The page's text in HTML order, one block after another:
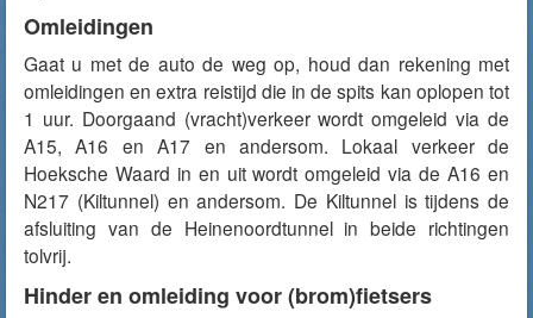
Omleidingen
Gaat u met de auto de weg op, houd dan rekening met
omleidingen en extra reistijd die in de spits kan oplopen tot
1 uur. Doorgaand (vracht)verkeer wordt omgeleid via de
A15, A16 en A17 en andersom. Lokaal verkeer de
Hoeksche Waard in en uit wordt omgeleid via de A16 en
N217 (Kiltunnel) en andersom. De Kiltunnel is tijdens de
afsluiting van de Heinenoordtunnel in beide richtingen
tolvrij.
Hinder en omleiding voor (brom)fietsers